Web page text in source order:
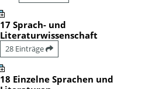
17 Sprach- und
Literaturwissenschaft
28 Einträge
18 Einzelne Sprachen und